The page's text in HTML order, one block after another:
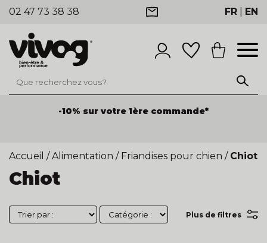
02 47 73 38 38 FR EN
-10% sur votre 1ère commande*
Accueil / Alimentation / Friandises pour chien / Chiot
Chiot
Plus de filtres